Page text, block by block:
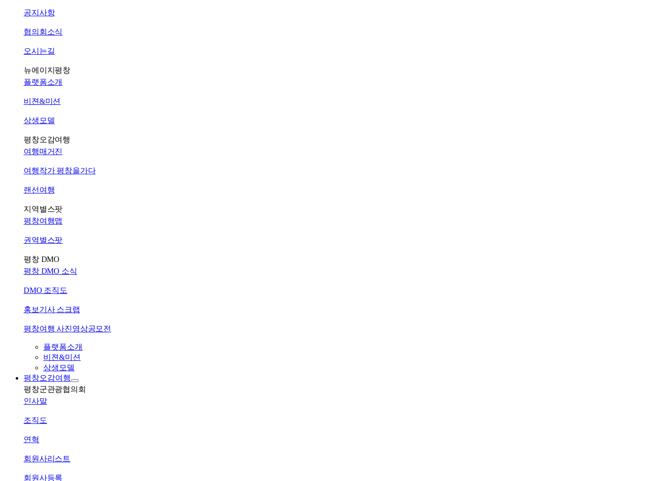
공지사항
협의회소식
오시는길
뉴에이지평창
플랫폼소개
비젼&미션
상생모델
평창오감여행
여행매거진
여행작가 평창을가다
랜선여행
지역별스팟
평창여행맵
권역별스팟
평창 DMO
평창 DMO 소식
DMO 조직도
홍보기사 스크랩
평창여행 사진영상공모전
플랫폼소개
비젼&미션
상생모델
평창오감여행
평창군관광협의회
인사말
조직도
연혁
회원사리스트
회원사등록